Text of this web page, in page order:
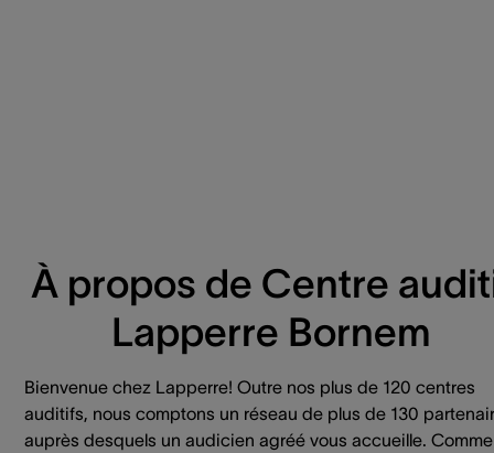
À propos de Centre
Lapperre Bornem
Bienvenue chez Lapperre! Outre nos plus de 120 centres
auditifs, nous comptons un réseau de plus de 130
auprès desquels un audicien agréé vous accueille.